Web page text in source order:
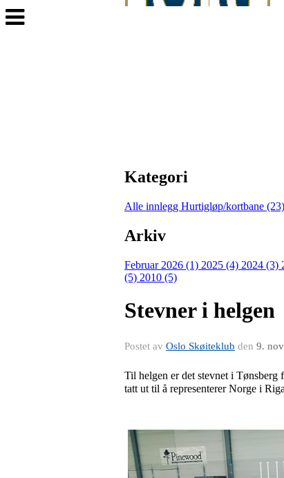
Veksle
navigasjon
Kategori
Alle innlegg Hurtigløp/kortbane (23)
Arkiv
Februar 2026 (1) 2025 (4) 2024 (3)
(5) 2010 (5)
Stevner i helgen
Postet av Oslo Skøiteklub den 9.
Til helgen er det stevnet i
tatt ut til å representerer Norge i